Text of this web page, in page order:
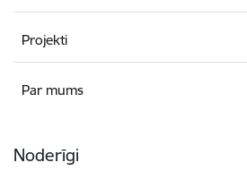
Projekti
Par mums
Noderīgi